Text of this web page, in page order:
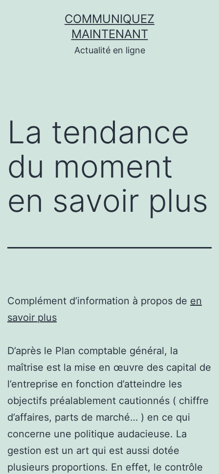
COMMUNIQUEZ
MAINTENANT
Actualité en ligne
La tendance
du moment
en savoir plus
Complément d’information à propos de en
savoir plus
D’après le Plan comptable général, la
maîtrise est la mise en œuvre des capital de
l’entreprise en fonction d’atteindre les
objectifs préalablement cautionnés ( chiffre
d’affaires, parts de marché… ) en ce qui
concerne une politique audacieuse. La
gestion est un art qui est aussi dotée
plusieurs proportions. En effet, le contrôle